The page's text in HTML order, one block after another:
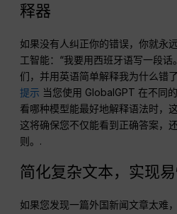
释器
如果没有人纠正你的错误，你就永
工智能：“我要用西班牙语写一段
们，并用英语简单解释我为什么错
提示 当您使用 GlobalGPT 在不同
看哪种模型能最好地解释语法时，
这将确保您不仅能看到正确答案，
则。.
简化复杂文本，实现
如果您发现一篇外国新闻文章太难